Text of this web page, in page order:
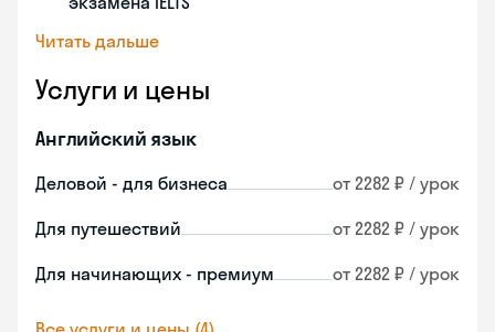
Читать дальше
Услуги и цены
Английский язык
Деловой - для бизнеса от 2282 ₽ / урок
Для путешествий от 2282 ₽ / урок
Для начинающих - премиум от 2282 ₽ / урок